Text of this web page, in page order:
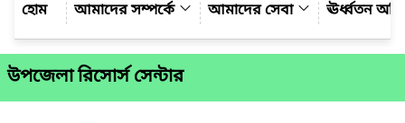
আমাদের সম্পর্কে
আমাদের সেবা ঊর্ধ্বতন
উপজেলা রিসোর্স সেন্টার